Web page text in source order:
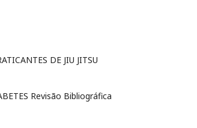
DE JIU JITSU
Revisão Bibliográfica